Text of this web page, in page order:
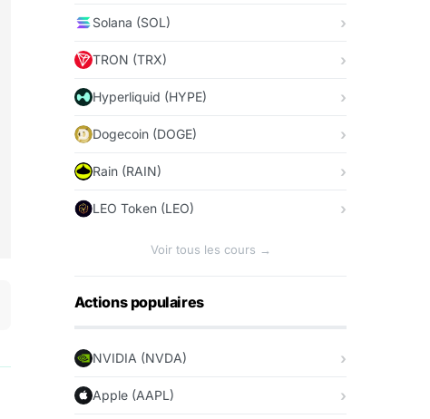
Solana (SOL)
TRON (TRX)
Hyperliquid (HYPE)
Dogecoin (DOGE)
Rain (RAIN)
LEO Token (LEO)
Voir tous les cours →
Actions populaires
NVIDIA (NVDA)
Apple (AAPL)